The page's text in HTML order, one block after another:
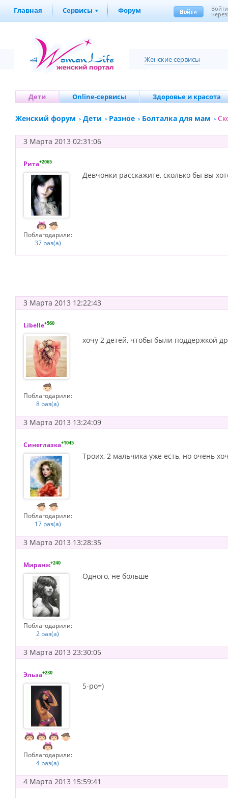
Главная Сервисы Форум Войти
Женские сервисы
Дети Online-сервисы Здоровье и красота
Женский форум Дети Разное Болталка для мам
3 Марта 2013 02:31:06
Рита+2065
Поблагодарили:
37 раз(а)
Девчонки расскажите, сколько бы вы
3 Марта 2013 12:22:43
Libelle+560
Поблагодарили:
8 раз(а)
хочу 2 детей, чтобы были поддержкой
3 Марта 2013 13:24:09
Синеглазка+1045
Поблагодарили:
17 раз(а)
Троих, 2 мальчика уже есть, но очень
3 Марта 2013 13:28:35
Миранж+240
Поблагодарили:
2 раз(а)
Одного, не больше
3 Марта 2013 23:30:05
Эльза+230
Поблагодарили:
4 раз(а)
5-ро=)
4 Марта 2013 15:59:41